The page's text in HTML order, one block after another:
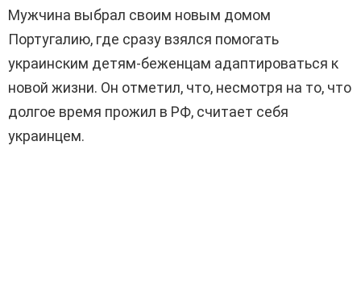
Мужчина выбрал своим новым домом
Португалию, где сразу взялся помогать
украинским детям-беженцам адаптироваться к
новой жизни. Он отметил, что, несмотря на то, что
долгое время прожил в РФ, считает себя
украинцем.